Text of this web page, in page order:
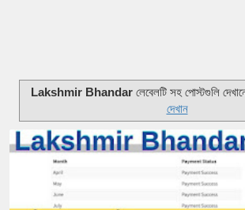
Lakshmir Bhandarলেবেলটি সহ পোস্টগুলি
দেখান